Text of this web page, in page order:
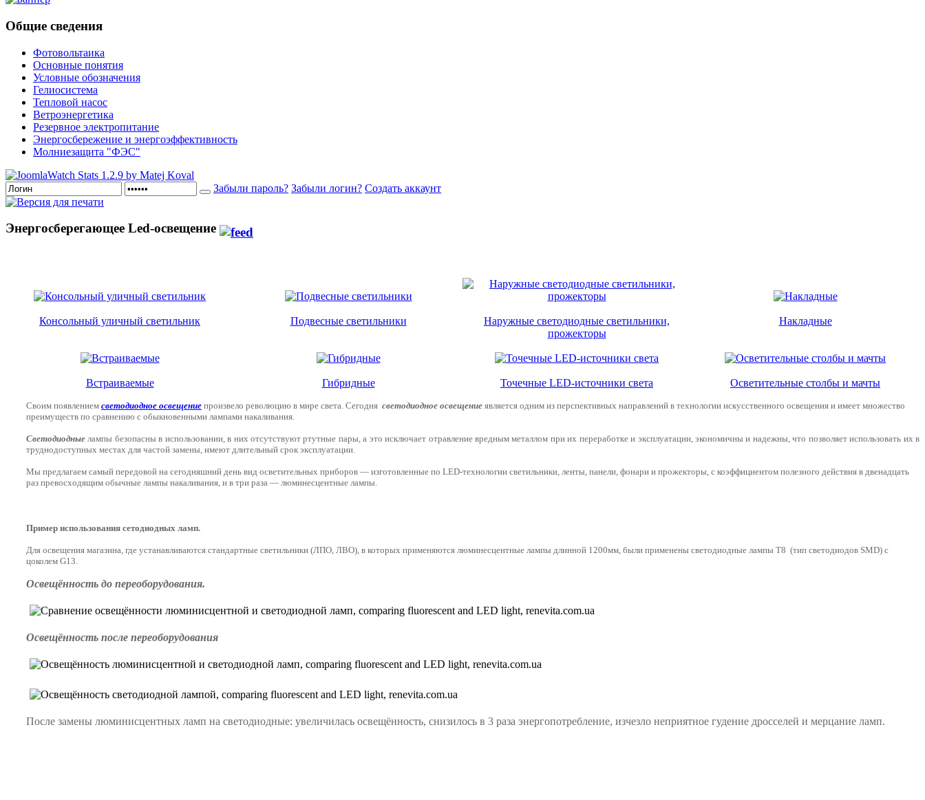
Общие сведения
Фотовольтаика
Основные понятия
Условные обозначения
Гелиосистема
Тепловой насос
Ветроэнергетика
Резервное электропитание
Энергосбережение и энергоэффективность
Молниезащита "ФЭС"
Забыли пароль? Забыли логин? Создать аккаунт
Энергосберегающее Led-освещение
Консольный уличный светильник Подвесные светильники
Наружные светодиодные светильники,
прожекторы
Накладные
Встраиваемые Гибридные Точечные LED-источники света Осветительные столбы и мачты
Своим появлением светодиодное освещение произвело революцию в мире света. Сегодня светодиодное освещение является одним из перспективных направлений в технологии искусственного освещения и имеет множество
преимуществ по сравнению с обыкновенными лампами накаливания.
Светодиодные лампы безопасны в использовании, в них отсутствуют ртутные пары, а это исключает отравление вредным металлом при их переработке и эксплуатации, экономичны и надежны, что позволяет использовать их в
труднодоступных местах для частой замены, имеют длительный срок эксплуатации.
Мы предлагаем самый передовой на сегодняшний день вид осветительных приборов — изготовленные по LED-технологии светильники, ленты, панели, фонари и прожекторы, с коэффициентом полезного действия в двенадцать
раз превосходящим обычные лампы накаливания, и в три раза — люминесцентные лампы.
Пример использования сетодиодных ламп.
Для освещения магазина, где устанавливаются стандартные светильники (ЛПО, ЛВО), в которых применяются люминесцентные лампы длинной 1200мм, были применены светодиодные лампы Т8 (тип светодиодов SMD) с
цоколем G13.
Освещённость до переоборудования.
Освещённость после переоборудования
После замены люминисцентных ламп на светодиодные: увеличилась освещённость, снизилось в 3 раза энергопотребление, изчезло неприятное гудение дросселей и мерцание ламп.